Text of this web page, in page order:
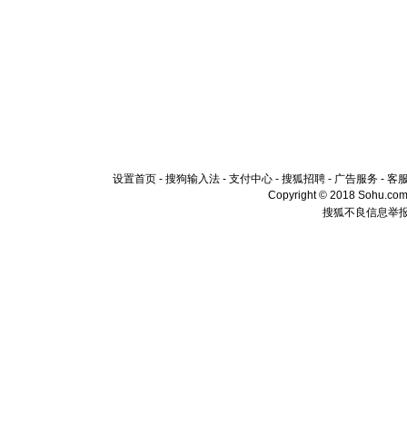
设置首页 - 搜狗输入法 - 支付中心 - 搜狐招聘 - 广告服务 - 客
Copyright © 2018
搜狐不良信息举